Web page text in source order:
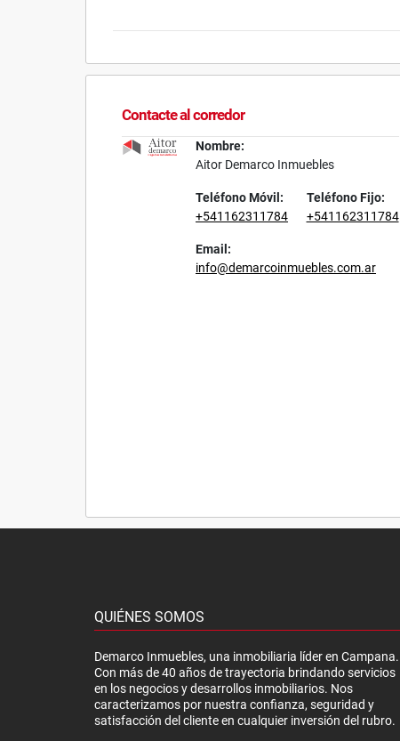
Contacte al corredor
Nombre:
Aitor Demarco Inmuebles
Teléfono Móvil:
+541162311784
Teléfono Fijo:
+541162311784
Email:
info@demarcoinmuebles.com.ar
QUIÉNES SOMOS
Demarco Inmuebles, una inmobiliaria líder en Campana.
Con más de 40 años de trayectoria brindando servicios
en los negocios y desarrollos inmobiliarios. Nos
caracterizamos por nuestra confianza, seguridad y
satisfacción del cliente en cualquier inversión del rubro.